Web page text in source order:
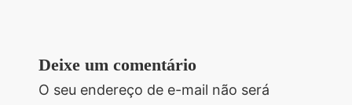
Deixe um comentário
O seu endereço de e-mail não será